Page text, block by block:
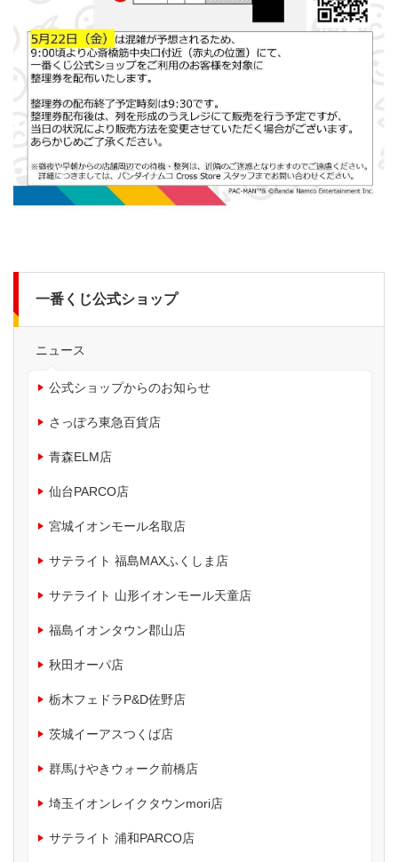
一番くじ公式ショップ
ニュース
公式ショップからのお知らせ
さっぽろ東急百貨店
青森ELM店
仙台PARCO店
宮城イオンモール名取店
サテライト 福島MAXふくしま店
サテライト 山形イオンモール天童店
福島イオンタウン郡山店
秋田オーパ店
栃木フェドラP&D佐野店
茨城イーアスつくば店
群馬けやきウォーク前橋店
埼玉イオンレイクタウンmori店
サテライト 浦和PARCO店